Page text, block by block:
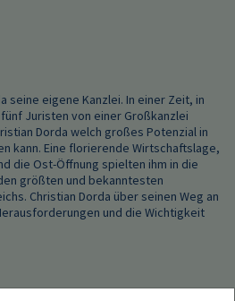
seine eigene Kanzlei. In einer Zeit, in
Juristen von einer Großkanzlei
Dorda welch großes Potenzial in
kann. Eine florierende Wirtschaftslage,
die Ost-Öffnung spielten ihm in die
größten und bekanntesten
Christian Dorda über seinen Weg an
und die Wichtigkeit